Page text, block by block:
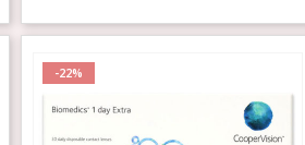
-22%